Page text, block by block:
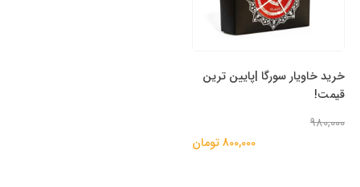
خرید خاویار سورگا |پایین ترین
قیمت!
980,000
800,000 تومان